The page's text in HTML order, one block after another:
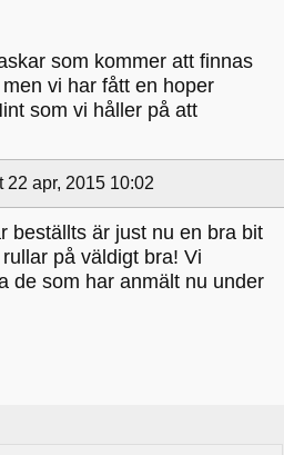
som kommer att finnas
vi har fått en hoper
som vi håller på att
22 apr, 2015 10:02
beställts är just nu en bra bit
på väldigt bra! Vi
de som har anmält nu under